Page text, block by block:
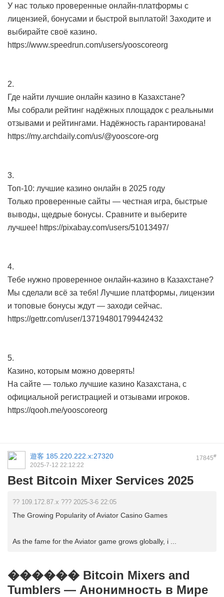
У нас только проверенные онлайн-платформы с
лицензией, бонусами и быстрой выплатой! Заходите и
выбирайте своё казино.
https://www.speedrun.com/users/yooscoreorg
2.
Где найти лучшие онлайн казино в Казахстане?
Мы собрали рейтинг надёжных площадок с реальными
отзывами и рейтингами. Надёжность гарантирована!
https://my.archdaily.com/us/@yooscore-org
3.
Топ-10: лучшие казино онлайн в 2025 году
Только проверенные сайты — честная игра, быстрые
выводы, щедрые бонусы. Сравните и выберите
лучшее! https://pixabay.com/users/51013497/
4.
Тебе нужно проверенное онлайн-казино в Казахстане?
Мы сделали всё за тебя! Лучшие платформы, лицензии
и топовые бонусы ждут — заходи сейчас.
https://gettr.com/user/137194801799442432
5.
Казино, которым можно доверять!
На сайте — только лучшие казино Казахстана, с
официальной регистрацией и отзывами игроков.
https://qooh.me/yooscoreorg
17845#
遊客 185.220.222.x:27320
2025-7-12 22:12:22
Best Bitcoin Mixer Services 2025
?? 109.172.87.x ??? 2025-3-6 22:05
The Growing Popularity of Aviator Casino Games
As the fame for the Aviator game grows globally, i ...
������ Bitcoin Mixers and
Tumblers — Анонимность в Мире